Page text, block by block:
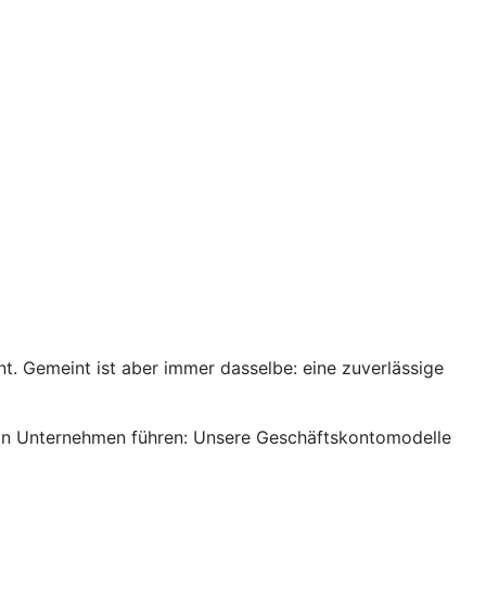
Gemeint ist aber immer dasselbe: eine zuverlässige
führen: Unsere Geschäftskontomodelle